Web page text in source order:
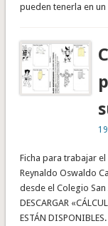
pueden tenerla en
Ficha para trabajar
Reynaldo Oswaldo
desde el Colegio
DESCARGAR
ESTÁN